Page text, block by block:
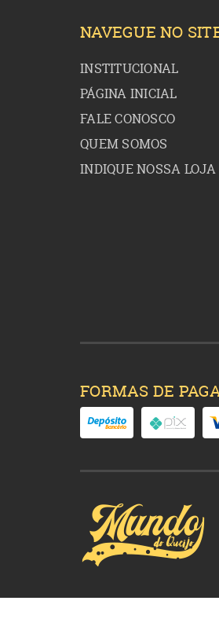
NAVEGUE NO
INSTITUCIONAL
PÁGINA INICIAL
FALE CONOSCO
QUEM SOMOS
INDIQUE NOSSA LOJA
FORMAS DE